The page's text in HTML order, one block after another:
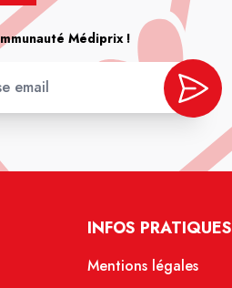
Médiprix !
INFOS PRATIQUES
Mentions légales